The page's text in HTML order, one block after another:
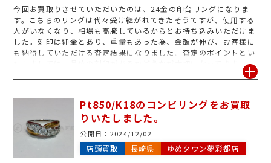
今回お買取りさせていただいたのは、24金の印台リングになりま
す。こちらのリングは代々受け継がれてきたそうてすが、使用する
人がいなくなり、相場も高騰しているからとお持ち込みいただけま
した。刻印は純金とあり、重量もあった為、金額が伸び、お客様に
も納得していただける査定結果になりました。査定のポイントとい
たしましては、品位の刻印があるかどうかが大切になってきます
が、刻印がなくてもジュエルカフェゆめタウン夢彩都店では専用の
また、一点でも大量お持ち込みでも大歓迎です♪金相場高騰中です
ので、使用されない貴金属がありましたら、ぜひお持ち込みくださ
Pt850/K18のコンビリングをお買取
りいたしました。
公開日： 2024/12/02
店頭買取 長崎県 ゆめタウン夢彩都店